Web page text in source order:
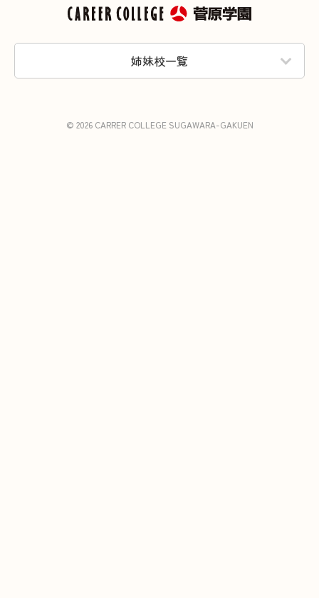
姉妹校一覧
© 2026 CARRER COLLEGE SUGAWARA-GAKUEN